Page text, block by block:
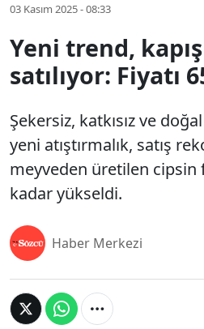
03 Kasım 2025 - 08:33
Yeni trend,
satılıyor: Fiyatı
Şekersiz, katkısız ve
yeni atıştırmalık, satış
meyveden üretilen cipsin
kadar yükseldi.
Haber Merkezi